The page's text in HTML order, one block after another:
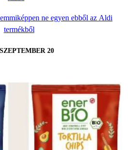
ne egyen ebből az Aldi
termékből
20